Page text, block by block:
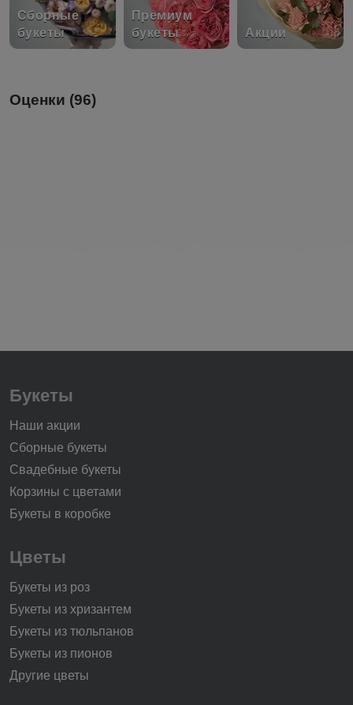
Сборные
букеты
Премиум
букеты
Акции
Оценки (96)
Букеты
Наши акции
Сборные букеты
Свадебные букеты
Корзины с цветами
Букеты в коробке
Цветы
Букеты из роз
Букеты из хризантем
Букеты из тюльпанов
Букеты из пионов
Другие цветы